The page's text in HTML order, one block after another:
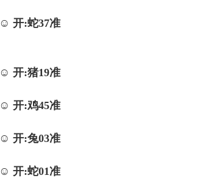
☺ 开:蛇37准
☺ 开:猪19准
☺ 开:鸡45准
☺ 开:兔03准
☺ 开:蛇01准